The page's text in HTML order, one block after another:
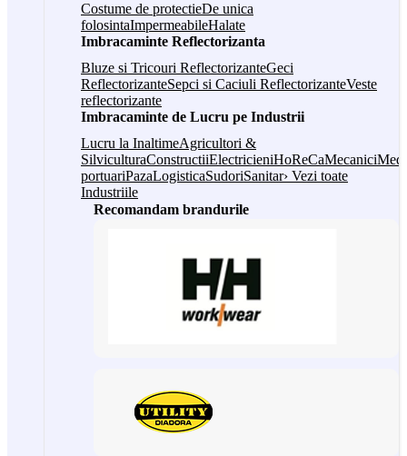
Costume de protectieDe unica
folosintaImpermeabileHalate
Imbracaminte Reflectorizanta
Bluze si Tricouri ReflectorizanteGeci
ReflectorizanteSepci si Caciuli ReflectorizanteVeste
reflectorizante
Imbracaminte de Lucru pe Industrii
Lucru la InaltimeAgricultori &
SilviculturaConstructiiElectricieniHoReCaMecanici
portuariPazaLogisticaSudoriSanitar› Vezi toate
Industriile
Recomandam brandurile